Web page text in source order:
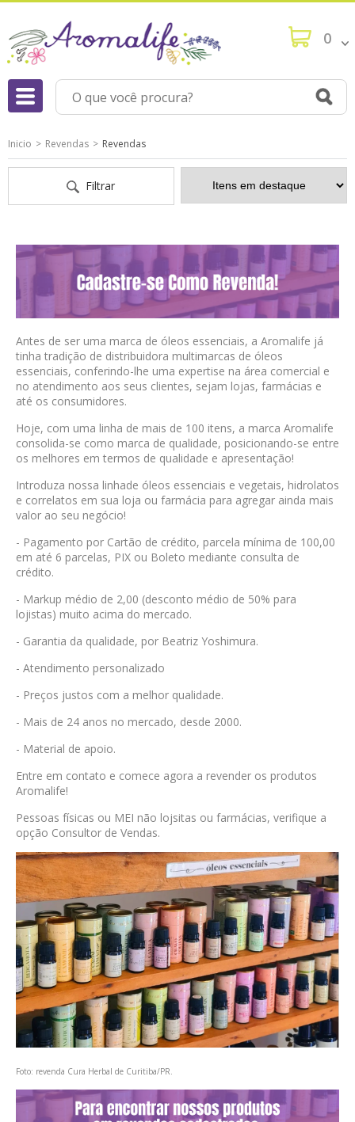
0
Filtrar
Inicio Revendas Revendas
Antes de ser uma marca de óleos essenciais, a Aromalife já
tinha tradição de distribuidora multimarcas de óleos
essenciais, conferindo-lhe uma expertise na área comercial e
no atendimento aos seus clientes, sejam lojas, farmácias e
até os consumidores.
Hoje, com uma linha de mais de 100 itens, a marca Aromalife
consolida-se como marca de qualidade, posicionando-se entre
os melhores em termos de qualidade e apresentação!
Introduza nossa linhade óleos essenciais e vegetais, hidrolatos
e correlatos em sua loja ou farmácia para agregar ainda mais
valor ao seu negócio!
- Pagamento por Cartão de crédito, parcela mínima de 100,00
em até 6 parcelas, PIX ou Boleto mediante consulta de
crédito.
- Markup médio de 2,00 (desconto médio de 50% para
lojistas) muito acima do mercado.
- Garantia da qualidade, por Beatriz Yoshimura.
- Atendimento personalizado
- Preços justos com a melhor qualidade.
- Mais de 24 anos no mercado, desde 2000.
- Material de apoio.
Entre em contato e comece agora a revender os produtos
Aromalife!
Pessoas físicas ou MEI não lojsitas ou farmácias, verifique a
opção Consultor de Vendas.
Foto: revenda Cura Herbal de Curitiba/PR.